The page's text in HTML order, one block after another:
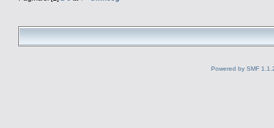
Powered by SMF